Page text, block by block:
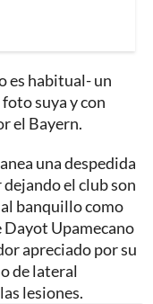
es habitual- un
suya y con
el Bayern.
una despedida
el club son
banquillo como
Upamecano
apreciado por su
de lateral
lesiones.